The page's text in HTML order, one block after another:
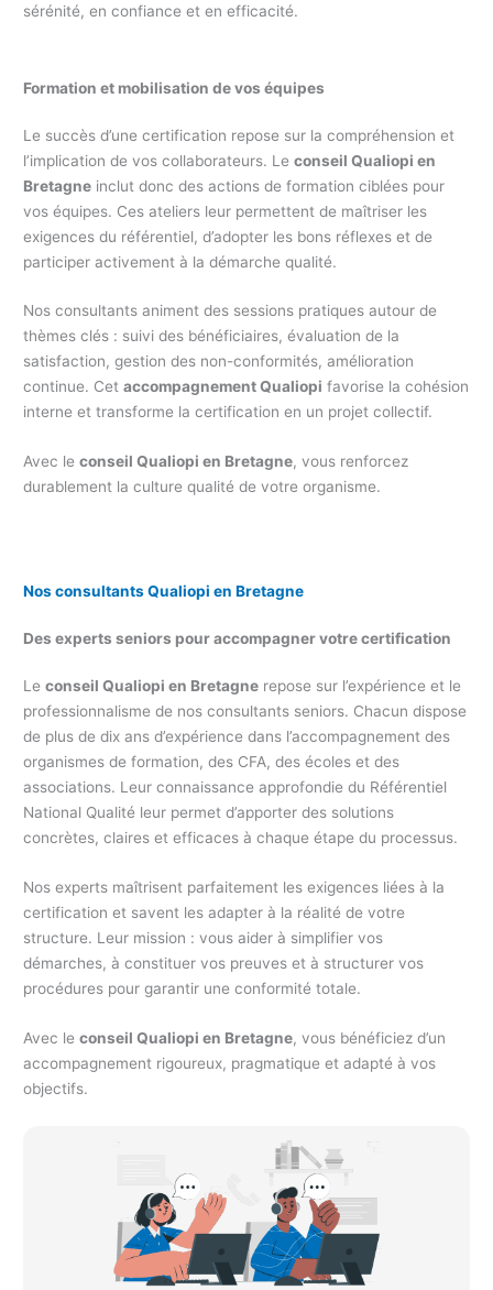
sérénité, en confiance et en efficacité.
Formation et mobilisation de vos équipes
Le succès d’une certification repose sur la compréhension et
l’implication de vos collaborateurs. Leconseil Qualiopi en
Bretagne inclut donc des actions de formation ciblées pour
vos équipes. Ces ateliers leur permettent de maîtriser les
exigences du référentiel, d’adopter les bons réflexes et de
participer activement à la démarche qualité.
Nos consultants animent des sessions pratiques autour de
thèmes clés : suivi des bénéficiaires, évaluation de la
satisfaction, gestion des non-conformités, amélioration
continue. Cetaccompagnement Qualiopi favorise la cohésion
interne et transforme la certification en un projet collectif.
Avec leconseil Qualiopi en Bretagne, vous renforcez
durablement la culture qualité de votre organisme.
Nos consultants Qualiopi en Bretagne
Des experts seniors pour accompagner votre certification
Leconseil Qualiopi en Bretagne repose sur l’expérience et le
professionnalisme de nos consultants seniors. Chacun dispose
de plus de dix ans d’expérience dans l’accompagnement des
organismes de formation, des CFA, des écoles et des
associations. Leur connaissance approfondie du Référentiel
National Qualité leur permet d’apporter des solutions
concrètes, claires et efficaces à chaque étape du processus.
Nos experts maîtrisent parfaitement les exigences liées à la
certification et savent les adapter à la réalité de votre
structure. Leur mission : vous aider à simplifier vos
démarches, à constituer vos preuves et à structurer vos
procédures pour garantir une conformité totale.
Avec leconseil Qualiopi en Bretagne, vous bénéficiez d’un
accompagnement rigoureux, pragmatique et adapté à vos
objectifs.